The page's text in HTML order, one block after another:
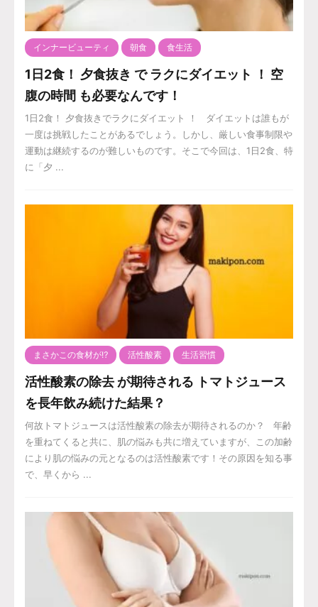
インナービューティ 朝食 食生活
1日2食！ 夕食抜き で ラクにダイエット ！ 空
腹の時間 も必要なんです！
1日2食！ 夕食抜きでラクにダイエット ！ ダイエットは誰もが
一度は挑戦したことがあるでしょう。しかし、厳しい食事制限や
運動は継続するのが難しいものです。そこで今回は、1日2食、特
に「夕 ...
まさかこの食材が⁉️ 活性酸素 生活習慣
活性酸素の除去 が期待される トマトジュース
を長年飲み続けた結果？
何故トマトジュースは活性酸素の除去が期待されるのか？ 年齢
を重ねてくると共に、肌の悩みも共に増えていますが、この加齢
により肌の悩みの元となるのは活性酸素です！その原因を知る事
で、早くから ...